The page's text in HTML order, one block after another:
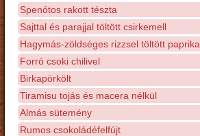
Spenótos rakott tészta
Sajttal és parajjal töltött csirkemell
Hagymás-zöldséges rizzsel töltött paprika
Forró csoki chilivel
Birkapörkölt
Tiramisu tojás és macera nélkül
Almás sütemény
Rumos csokoládéfelfújt